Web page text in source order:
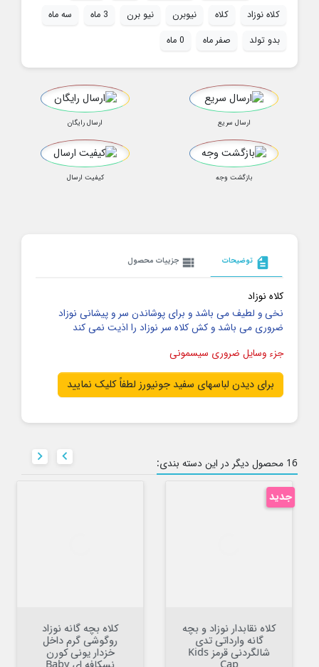
کلاه نوزاد
کلاه نیوبرن نیو برن 3 ماه
سه ماه
بدو تولد
صفر ماه 0 ماه
ارسال سریع ارسال رایگان
بازگشت وجه کیفیت ارسال
description توضیحات view_list جزییات محصول
کلاه نوزاد
نخی و لطیف می باشد و برای پوشاندن سر و پیشانی نوزاد
ضروری می باشد و کش کلاه سر نوزاد را اذیت نمی کند
جزء وسایل ضروری سیسمونی
برای دیدن لباسهای سفید جونیورز لطفاً کلیک نمایید
16 محصول دیگر در این دسته بندی: 
کلاه نقابدار نوزاد و بچه
گانه وارداتی تدی
شالگردنی قرمز Kids
Cap
جدید
کلاه بچه گانه نوزاد
روگوشی گرم داخل
خزدار یونی کورن
نسکافه ای Baby
